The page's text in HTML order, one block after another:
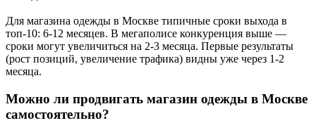
Для магазина одежды в Москве типичные сроки выхода в
топ-10: 6-12 месяцев. В мегаполисе конкуренция выше —
сроки могут увеличиться на 2-3 месяца. Первые результаты
(рост позиций, увеличение трафика) видны уже через 1-2
месяца.
Можно ли продвигать магазин одежды в Москве
самостоятельно?